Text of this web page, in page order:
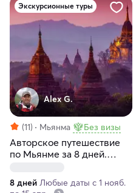
Экскурсионные туры
Alex G.
(11) Мьянма Без визы
Авторское путешествие
по Мьянме за 8 дней.
8 дней Любые даты с 1 нояб.